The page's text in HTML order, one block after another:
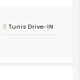
Tunis Drive-IN